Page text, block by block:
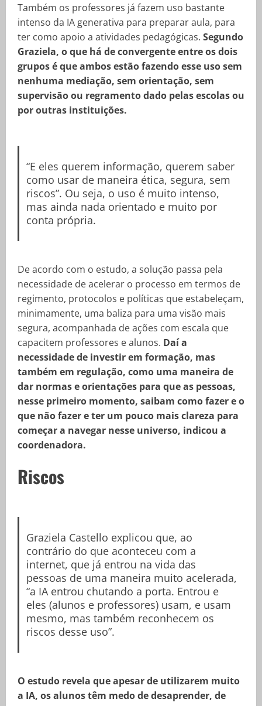
Também os professores já fazem uso bastante
intenso da IA generativa para preparar aula, para
ter como apoio a atividades pedagógicas. Segundo
Graziela, o que há de convergente entre os dois
grupos é que ambos estão fazendo esse uso sem
nenhuma mediação, sem orientação, sem
supervisão ou regramento dado pelas escolas ou
por outras instituições.
“E eles querem informação, querem saber
como usar de maneira ética, segura, sem
riscos”. Ou seja, o uso é muito intenso,
mas ainda nada orientado e muito por
conta própria.
De acordo com o estudo, a solução passa pela
necessidade de acelerar o processo em termos de
regimento, protocolos e políticas que estabeleçam,
minimamente, uma baliza para uma visão mais
segura, acompanhada de ações com escala que
capacitem professores e alunos. Daí a
necessidade de investir em formação, mas
também em regulação, como uma maneira de
dar normas e orientações para que as pessoas,
nesse primeiro momento, saibam como fazer e o
que não fazer e ter um pouco mais clareza para
começar a navegar nesse universo, indicou a
coordenadora.
Riscos
Graziela Castello explicou que, ao
contrário do que aconteceu com a
internet, que já entrou na vida das
pessoas de uma maneira muito acelerada,
“a IA entrou chutando a porta. Entrou e
eles (alunos e professores) usam, e usam
mesmo, mas também reconhecem os
riscos desse uso”.
O estudo revela que apesar de utilizarem muito
a IA, os alunos têm medo de desaprender, de